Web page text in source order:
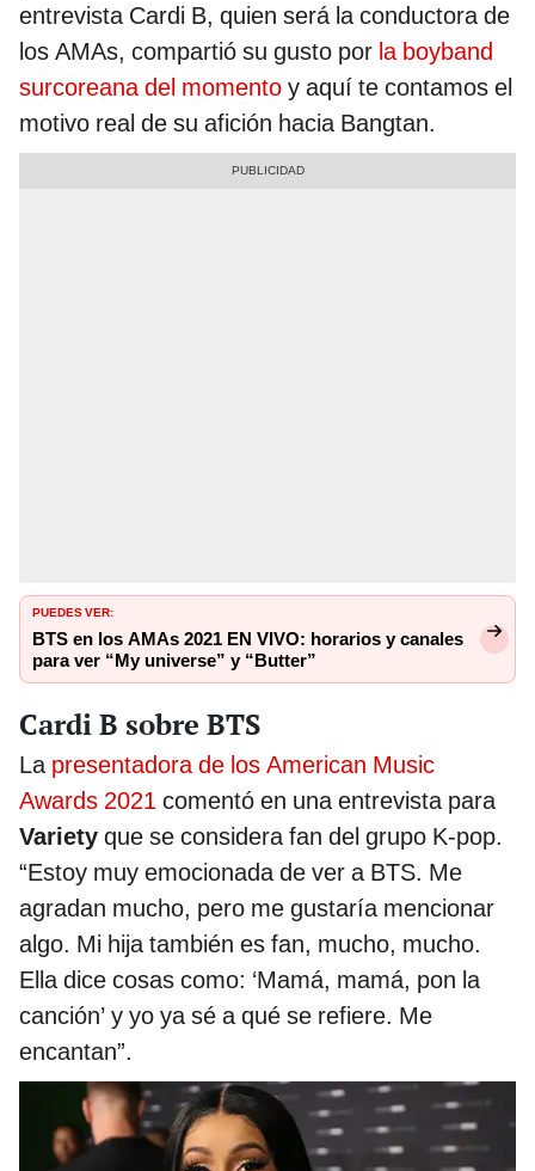
entrevista Cardi B, quien será la conductora de
los AMAs, compartió su gusto por la boyband
surcoreana del momento y aquí te contamos el
motivo real de su afición hacia Bangtan.
PUEDES VER:
BTS en los AMAs 2021 EN VIVO: horarios y canales
para ver “My universe” y “Butter”
Cardi B sobre BTS
La presentadora de los American Music
Awards 2021 comentó en una entrevista para
Variety que se considera fan del grupo K-pop.
“Estoy muy emocionada de ver a BTS. Me
agradan mucho, pero me gustaría mencionar
algo. Mi hija también es fan, mucho, mucho.
Ella dice cosas como: ‘Mamá, mamá, pon la
canción’ y yo ya sé a qué se refiere. Me
encantan”.